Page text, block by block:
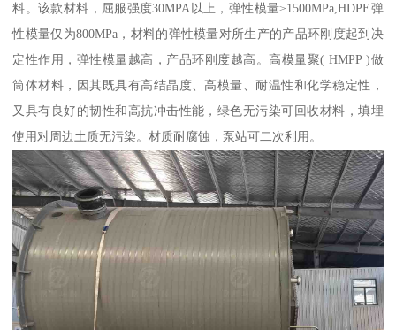
料。该款材料，屈服强度30MPA以上，弹性模量≥1500MPa,HDPE弹
性模量仅为800MPa，材料的弹性模量对所生产的产品环刚度起到决
定性作用，弹性模量越高，产品环刚度越高。高模量聚( HMPP )做
筒体材料，因其既具有高结晶度、高模量、耐温性和化学稳定性，
又具有良好的韧性和高抗冲击性能，绿色无污染可回收材料，填埋
使用对周边土质无污染。材质耐腐蚀，泵站可二次利用。